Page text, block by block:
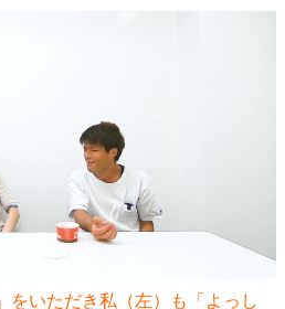
をいただき私（左）も「よっし